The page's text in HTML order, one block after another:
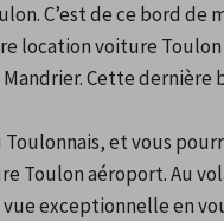
C’est de ce bord de
location voiture
Cette
et vous
Toulon aéroport. Au
exceptionnelle en